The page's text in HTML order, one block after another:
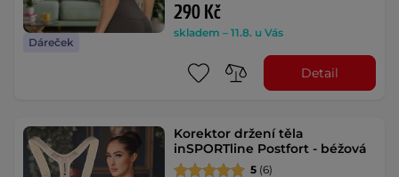
Dáreček
290 Kč
skladem – 11.8. u Vás
Detail
Korektor držení těla
inSPORTline Postfort - béžová
5 (6)